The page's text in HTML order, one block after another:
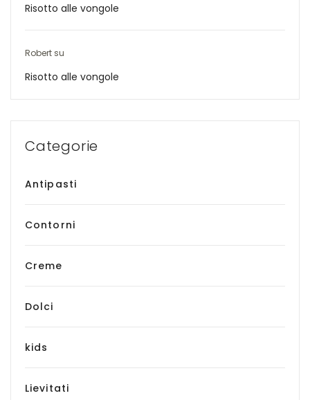
Risotto alle vongole
Robert su
Risotto alle vongole
Categorie
Antipasti
Contorni
Creme
Dolci
kids
Lievitati